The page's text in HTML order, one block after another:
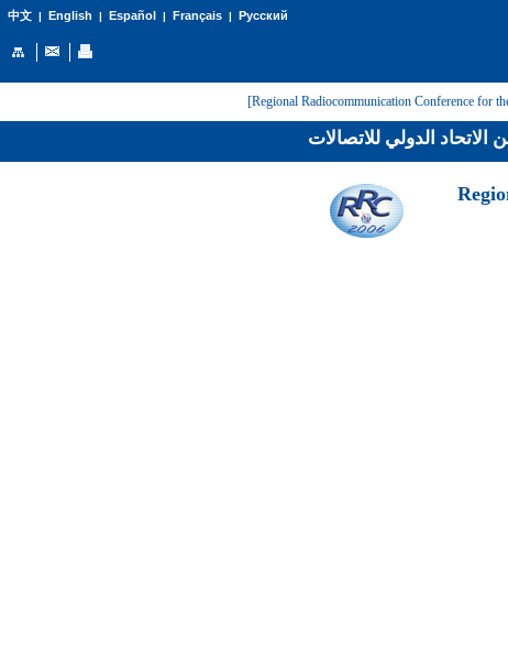
中文| English | Español | Français| Русский
الاتحاد الدولي للاتصالات